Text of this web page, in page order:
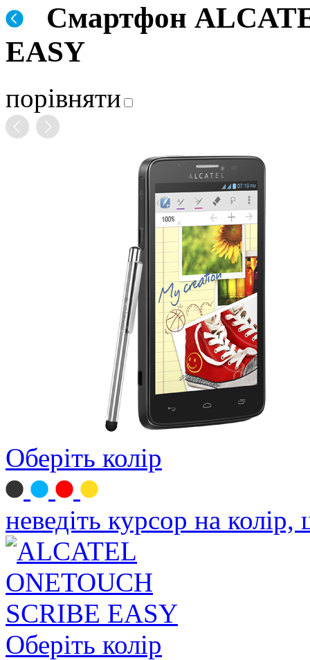
Смартфон
EASY
порівняти
Оберіть колір
неведіть курсор на
Оберіть колір